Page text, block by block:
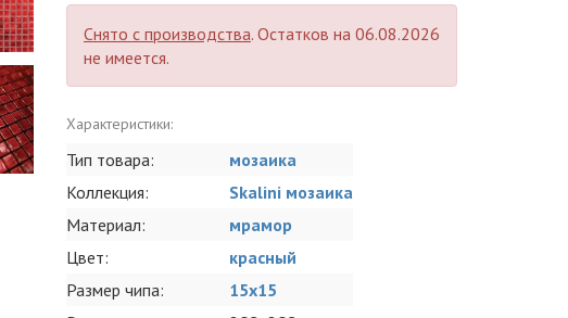
Снято с производства. Остатков на 06.08.2026
не имеется.
Характеристики:
Тип товара:
мозаика
Коллекция:
Skalini мозаика
Материал:
мрамор
Цвет:
красный
Размер чипа:
15x15